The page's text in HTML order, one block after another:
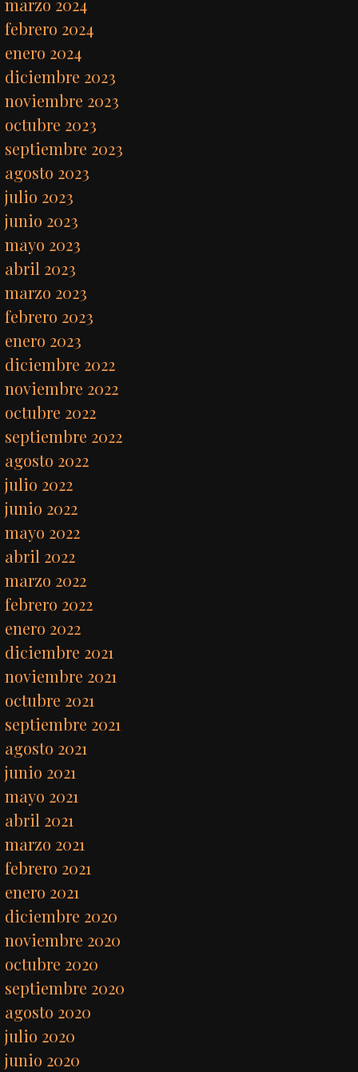
marzo 2024
febrero 2024
enero 2024
diciembre 2023
noviembre 2023
octubre 2023
septiembre 2023
agosto 2023
julio 2023
junio 2023
mayo 2023
abril 2023
marzo 2023
febrero 2023
enero 2023
diciembre 2022
noviembre 2022
octubre 2022
septiembre 2022
agosto 2022
julio 2022
junio 2022
mayo 2022
abril 2022
marzo 2022
febrero 2022
enero 2022
diciembre 2021
noviembre 2021
octubre 2021
septiembre 2021
agosto 2021
junio 2021
mayo 2021
abril 2021
marzo 2021
febrero 2021
enero 2021
diciembre 2020
noviembre 2020
octubre 2020
septiembre 2020
agosto 2020
julio 2020
junio 2020